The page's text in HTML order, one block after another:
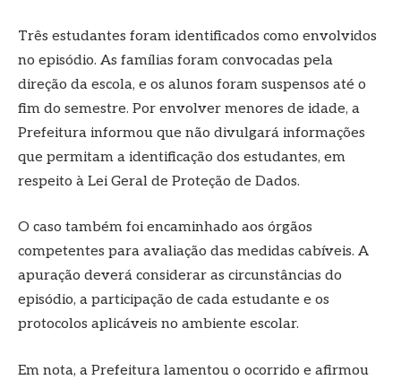
Três estudantes foram identificados como envolvidos
no episódio. As famílias foram convocadas pela
direção da escola, e os alunos foram suspensos até o
fim do semestre. Por envolver menores de idade, a
Prefeitura informou que não divulgará informações
que permitam a identificação dos estudantes, em
respeito à Lei Geral de Proteção de Dados.
O caso também foi encaminhado aos órgãos
competentes para avaliação das medidas cabíveis. A
apuração deverá considerar as circunstâncias do
episódio, a participação de cada estudante e os
protocolos aplicáveis no ambiente escolar.
Em nota, a Prefeitura lamentou o ocorrido e afirmou